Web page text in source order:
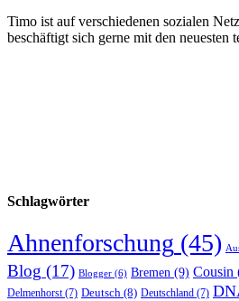
Timo ist auf verschiedenen sozialen
beschäftigt sich gerne mit den neuesten
Schlagwörter
Ahnenforschung (45)
Blog (17) Blogger (6) Bremen (9) Cousin
Delmenhorst(7) Deutsch (8) Deutschland (7)